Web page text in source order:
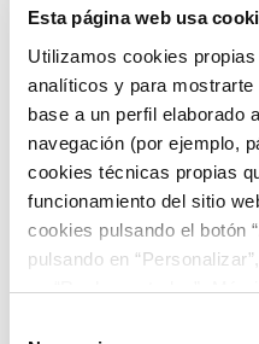
Esta página web usa
Utilizamos cookies
analíticos y para
base a un perfil elaborado
navegación (por ejemplo,
cookies técnicas propias
funcionamiento del sitio
cookies pulsando el botón
pulsando en
en “Rechazar todas”.
Luz diurna LED
Pilotos traseros con
+
Ficha técnica